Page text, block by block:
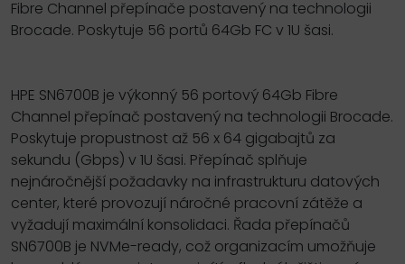
Fibre Channel přepínače postavený na technologii
Brocade. Poskytuje 56 portů 64Gb FC v 1U šasi.
HPE SN6700B je výkonný 56 portový 64Gb Fibre
Channel přepínač postavený na technologii Brocade.
Poskytuje propustnost až 56 x 64 gigabajtů za
sekundu (Gbps) v 1U šasi. Přepínač splňuje
nejnáročnější požadavky na infrastrukturu datových
center, které provozují náročné pracovní zátěže a
vyžadují maximální konsolidaci. Řada přepínačů
SN6700B je NVMe-ready, což organizacím umožňuje